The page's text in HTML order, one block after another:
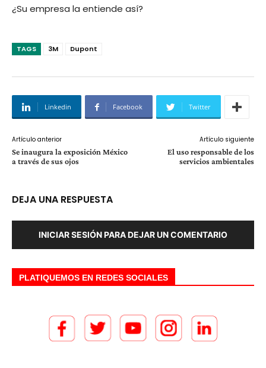
¿Su empresa la entiende así?
TAGS 3M Dupont
Linkedin Facebook Twitter
Artículo anterior
Se inaugura la exposición México
a través de sus ojos
Artículo siguiente
El uso responsable de los
servicios ambientales
DEJA UNA RESPUESTA
INICIAR SESIÓN PARA DEJAR UN COMENTARIO
PLATIQUEMOS EN REDES SOCIALES